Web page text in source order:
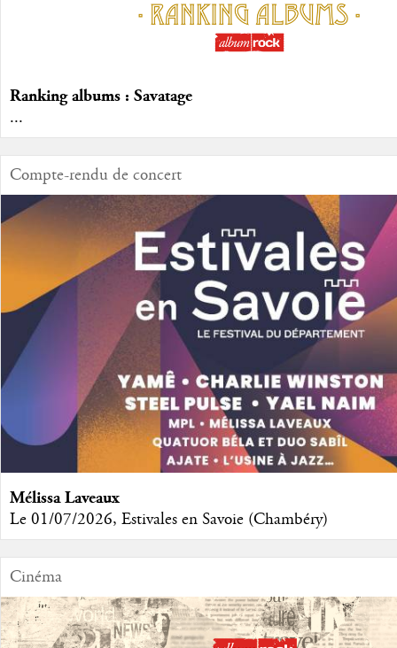
Ranking albums : Savatage
...
Compte-rendu de concert
Mélissa Laveaux
Le 01/07/2026, Estivales en Savoie (Chambéry)
Cinéma